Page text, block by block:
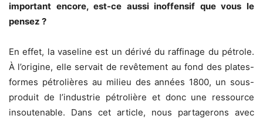
important encore, est-ce aussi inoffensif que vous le
pensez ?
En effet, la vaseline est un dérivé du raffinage du pétrole.
À l’origine, elle servait de revêtement au fond des plates-
formes pétrolières au milieu des années 1800, un sous-
produit de l’industrie pétrolière et donc une ressource
insoutenable. Dans cet article, nous partagerons avec